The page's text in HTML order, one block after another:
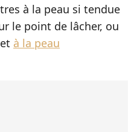
à la peau si tendue
le point de lâcher, ou
à la peau